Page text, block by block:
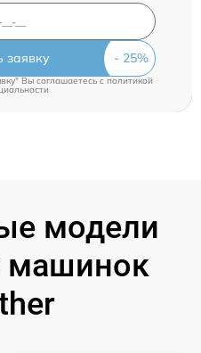
заявку
Вы соглашаетесь c политикой
модели